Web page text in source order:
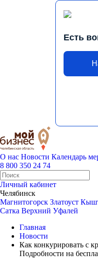
Есть
О нас Новости Календарь
8 800 350 24 74
Личный кабинет
Челябинск
Магнитогорск Златоуст
Сатка Верхний Уфалей
Главная
Новости
Как конкурировать с
Подробности на